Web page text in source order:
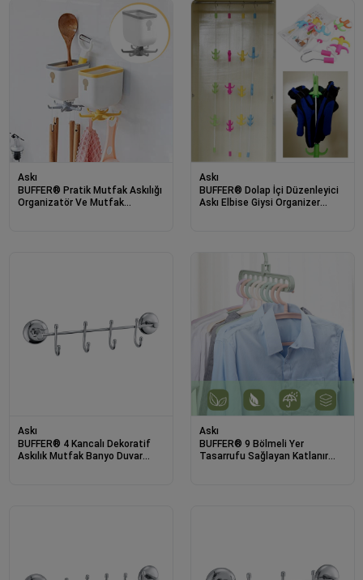
Askı
BUFFER® Pratik Mutfak Askılığı
Organizatör Ve Mutfak
Askı
BUFFER® Dolap İçi Düzenleyici
Askı Elbise Giysi Organizer
Askı
BUFFER® 4 Kancalı Dekoratif
Askılık Mutfak Banyo Duvar
Askı
BUFFER® 9 Bölmeli Yer
Tasarrufu Sağlayan Katlanır